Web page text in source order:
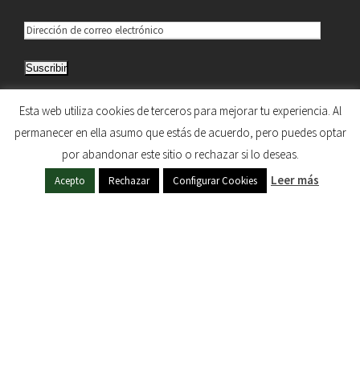
D
r
e
c
c
Suscribir
Únete a otros 5.033 suscriptores
HERMANDAD DE NUESTRA SEÑORA DEL SOL © 1997
- 2020. TODOS LOS DERECHOS RESERVADOS
Esta web utiliza cookies de terceros para mejorar tu experiencia. Al
permanecer en ella asumo que estás de acuerdo, pero puedes optar
por abandonar este sitio o rechazar si lo deseas.
Acepto Rechazar Configurar Cookies Leer más